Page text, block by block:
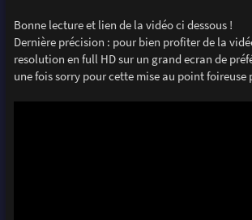
Bonne lecture et lien de la vidéo ci dessous !
Dernière précision : pour bien profiter de la
resolution en full HD sur un grand ecran de
une fois sorry pour cette mise au point foireuse